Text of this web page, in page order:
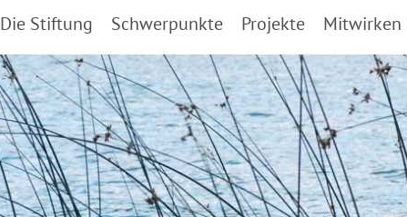
Die Stiftung Schwerpunkte Projekte Mitwirken